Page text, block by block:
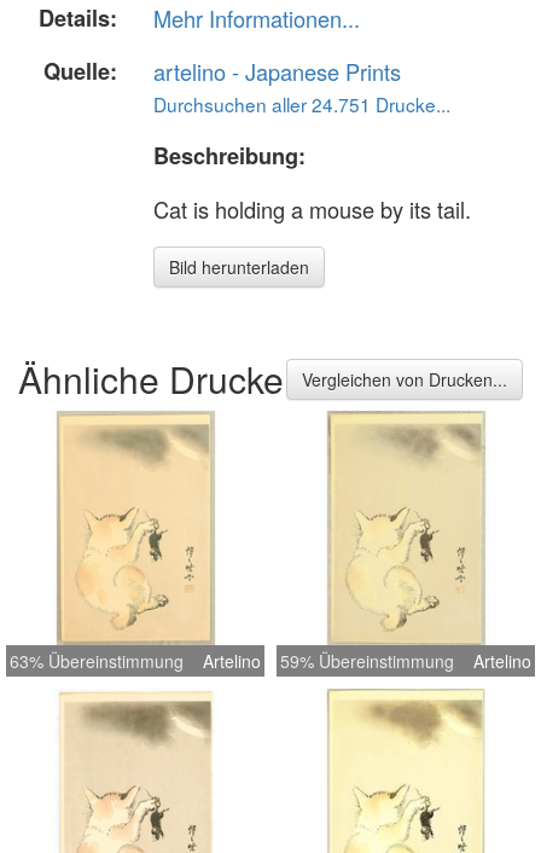
Details:
Mehr Informationen...
Quelle:
artelino - Japanese Prints
Durchsuchen aller 24.751 Drucke...
Beschreibung:
Cat is holding a mouse by its tail.
Bild herunterladen
Ähnliche Drucke Vergleichen von Drucken...
63% Übereinstimmung Artelino 59% Übereinstimmung Artelino